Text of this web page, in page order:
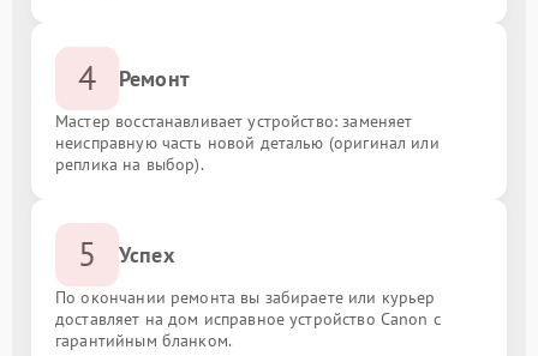
4 Ремонт
Мастер восстанавливает устройство: заменяет
неисправную часть новой деталью (оригинал или
реплика на выбор).
5 Успех
По окончании ремонта вы забираете или курьер
доставляет на дом исправное устройство Canon с
гарантийным бланком.